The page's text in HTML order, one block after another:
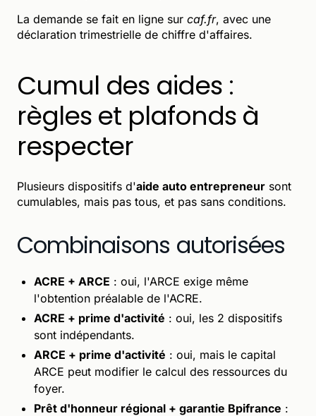
La demande se fait en ligne sur caf.fr, avec une
déclaration trimestrielle de chiffre d'affaires.
Cumul des aides :
règles et plafonds à
respecter
Plusieurs dispositifs d'aide auto entrepreneur sont
cumulables, mais pas tous, et pas sans conditions.
Combinaisons autorisées
ACRE + ARCE : oui, l'ARCE exige même
l'obtention préalable de l'ACRE.
ACRE + prime d'activité : oui, les 2 dispositifs
sont indépendants.
ARCE + prime d'activité : oui, mais le capital
ARCE peut modifier le calcul des ressources du
foyer.
Prêt d'honneur régional + garantie Bpifrance :